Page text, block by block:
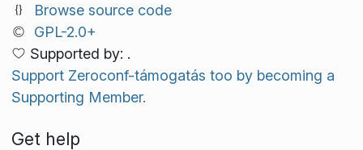
Browse source code
GPL-2.0+
Supported by: .
Support Zeroconf-támogatás too by becoming a
Supporting Member.
Get help